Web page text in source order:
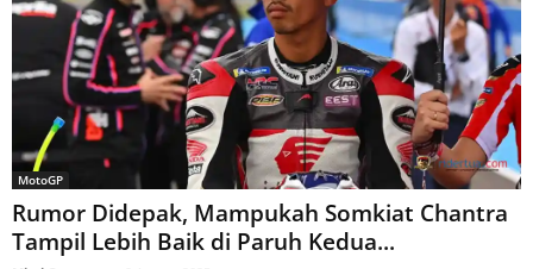
MotoGP
Rumor Didepak, Mampukah Somkiat Chantra
Tampil Lebih Baik di Paruh Kedua...